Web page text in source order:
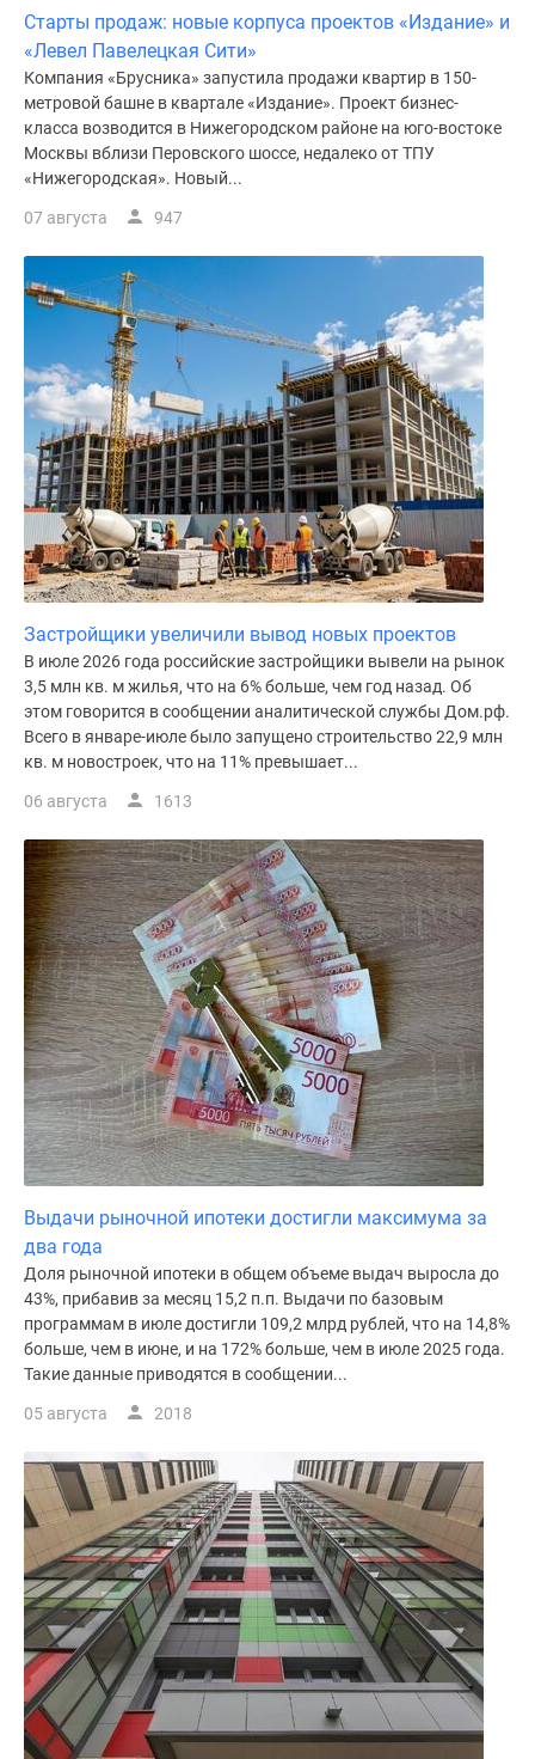
МаксСтарты продаж: новые корпуса проектов «Издание» и
«Левел Павелецкая Сити»
Компания «Брусника» запустила продажи квартир в 150-
метровой башне в квартале «Издание». Проект бизнес-
класса возводится в Нижегородском районе на юго-востоке
Москвы вблизи Перовского шоссе, недалеко от ТПУ
«Нижегородская». Новый...
07 августа 947
Застройщики увеличили вывод новых проектов
В июле 2026 года российские застройщики вывели на рынок
3,5 млн кв. м жилья, что на 6% больше, чем год назад. Об
этом говорится в сообщении аналитической службы Дом.рф.
Всего в январе-июле было запущено строительство 22,9 млн
кв. м новостроек, что на 11% превышает...
06 августа 1613
Выдачи рыночной ипотеки достигли максимума за
два года
Доля рыночной ипотеки в общем объеме выдач выросла до
43%, прибавив за месяц 15,2 п.п. Выдачи по базовым
программам в июле достигли 109,2 млрд рублей, что на 14,8%
больше, чем в июне, и на 172% больше, чем в июле 2025 года.
Такие данные приводятся в сообщении...
05 августа 2018